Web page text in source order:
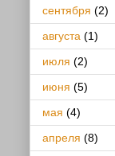
сентября (2)
августа (1)
июля (2)
июня (5)
мая (4)
апреля (8)